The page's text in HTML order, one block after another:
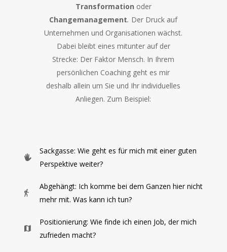
Transformation oder
Changemanagement. Der Druck auf
Unternehmen und Organisationen wächst.
Dabei bleibt eines mitunter auf der
Strecke: Der Faktor Mensch. In Ihrem
persönlichen Coaching geht es mir
deshalb allein um Sie und Ihr individuelles
Anliegen. Zum Beispiel:
Sackgasse: Wie geht es für mich mit einer guten
Perspektive weiter?
Abgehängt: Ich komme bei dem Ganzen hier nicht
mehr mit. Was kann ich tun?
Positionierung: Wie finde ich einen Job, der mich
zufrieden macht?